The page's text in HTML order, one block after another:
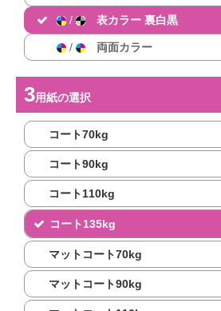
/ 表カラー 裏白黒
/ 両面カラー
用紙の選択
コート70kg
コート90kg
コート110kg
コート135kg
マットコート70kg
マットコート90kg